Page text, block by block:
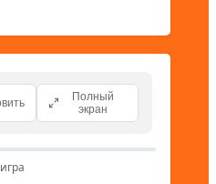
Полный
экран